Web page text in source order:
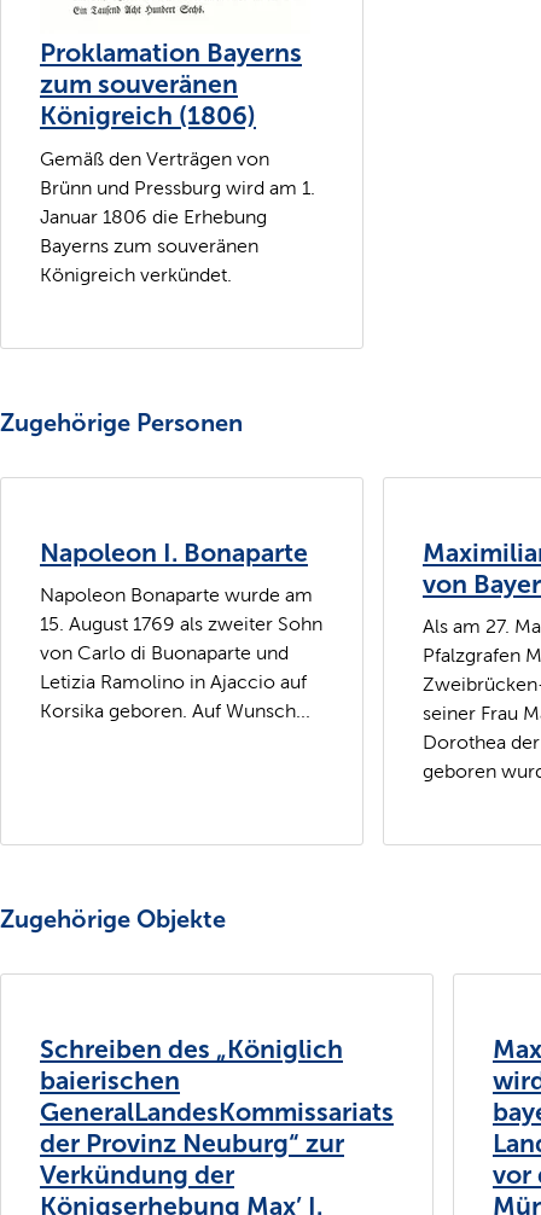
Proklamation Bayerns
zum souveränen
Königreich (1806)
Gemäß den Verträgen von
Brünn und Pressburg wird am 1.
Januar 1806 die Erhebung
Bayerns zum souveränen
Königreich verkündet.
Zugehörige Personen
Napoleon I. Bonaparte
Napoleon Bonaparte wurde am
15. August 1769 als zweiter Sohn
von Carlo di Buonaparte und
Letizia Ramolino in Ajaccio auf
Korsika geboren. Auf Wunsch...
von
Als am 27.
Pfalzgrafen
seiner Frau
Dorothea
geboren
Zugehörige Objekte
Schreiben des „Königlich
baierischen
GeneralLandesKommissariats
der Provinz Neuburg“ zur
Verkündung der
Königserhebung Max’ I.
vor